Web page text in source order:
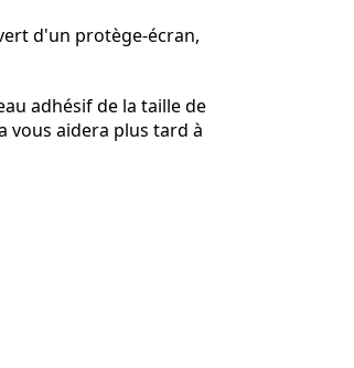
d'un protège-écran,
adhésif de la taille de
vous aidera plus tard à